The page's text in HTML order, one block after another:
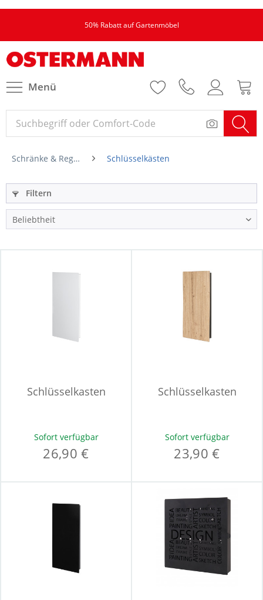
50% Rabatt auf Gartenmöbel
Menü
Schränke & Regale Schlüsselkästen
Filtern
Schlüsselkasten
Sofort verfügbar
26,90 €
Schlüsselkasten
Sofort verfügbar
23,90 €